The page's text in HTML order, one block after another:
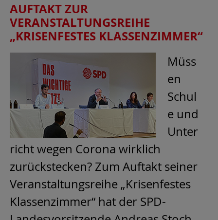
AUFTAKT ZUR
VERANSTALTUNGSREIHE
„KRISENFESTES KLASSENZIMMER“
Müss
en
Schul
e und
Unter
richt wegen Corona wirklich
zurückstecken? Zum Auftakt seiner
Veranstaltungsreihe „Krisenfestes
Klassenzimmer“ hat der SPD-